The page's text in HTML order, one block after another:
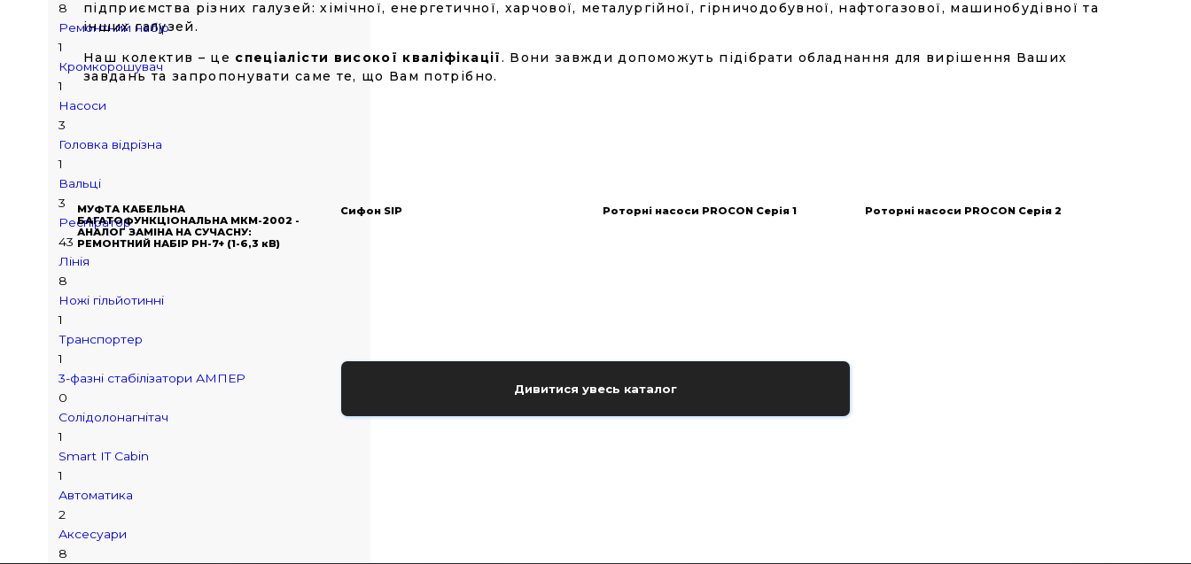
8
Ремонтний набір
1
Кромкорошувач
1
Насоси
3
Головка відрізна
1
Вальці
3
Респіратор
43
Лінія
8
Ножі гільйотинні
1
Транспортер
1
3-фазні стабілізатори АМПЕР
0
Cолідолонагнітач
1
Smart IT Cabin
1
Автоматика
2
Аксесуари
8
підприємства різних галузей: хімічної, енергетичної, харчової, металургійної, гірничодобувної, нафтогазової, машинобудівної та
інших галузей.
Наш колектив – це спеціалісти високої кваліфікації. Вони завжди допоможуть підібрати обладнання для вирішення Ваших
завдань та запропонувати саме те, що Вам потрібно.
МУФТА КАБЕЛЬНА
БАГАТОФУНКЦІОНАЛЬНА МКМ-2002 -
АНАЛОГ ЗАМІНА НА СУЧАСНУ:
РЕМОНТНИЙ НАБІР РН-7+ (1-6,3 кВ)
Сифон SIP Роторні насоси PROCON Серія 1 Роторні насоси PROCON Серія 2
Дивитися увесь каталог